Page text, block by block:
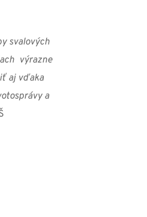
svalových
výrazne
aj vďaka
a